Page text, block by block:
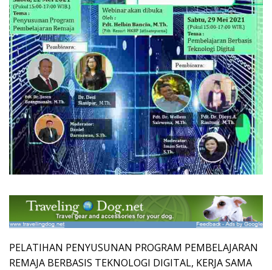
PELATIHAN PENYUSUNAN PROGRAM PEMBELAJARAN
REMAJA BERBASIS TEKNOLOGI DIGITAL, KERJA SAMA